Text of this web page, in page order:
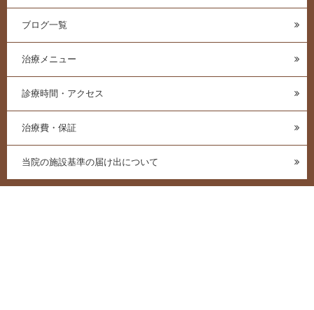
ブログ一覧
治療メニュー
診療時間・アクセス
治療費・保証
当院の施設基準の届け出について